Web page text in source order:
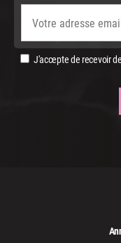
J'accepte de recevoir